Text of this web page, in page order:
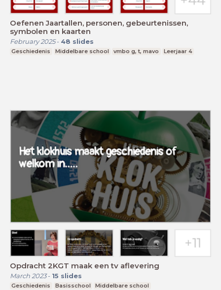
Oefenen Jaartallen, personen, gebeurtenissen,
symbolen en kaarten
February 2025- 48 slides
Geschiedenis Middelbare school vmbo g, t, mavo Leerjaar 4
Opdracht 2KGT maak een tv aflevering
March 2023- 15 slides
Geschiedenis Basisschool
Middelbare school